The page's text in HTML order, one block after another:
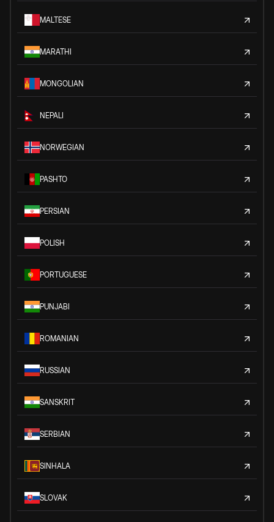
MALTESE
MARATHI
MONGOLIAN
NEPALI
NORWEGIAN
PASHTO
PERSIAN
POLISH
PORTUGUESE
PUNJABI
ROMANIAN
RUSSIAN
SANSKRIT
SERBIAN
SINHALA
SLOVAK